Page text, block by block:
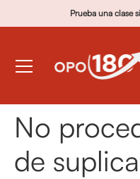
Prueba una clase
No
de